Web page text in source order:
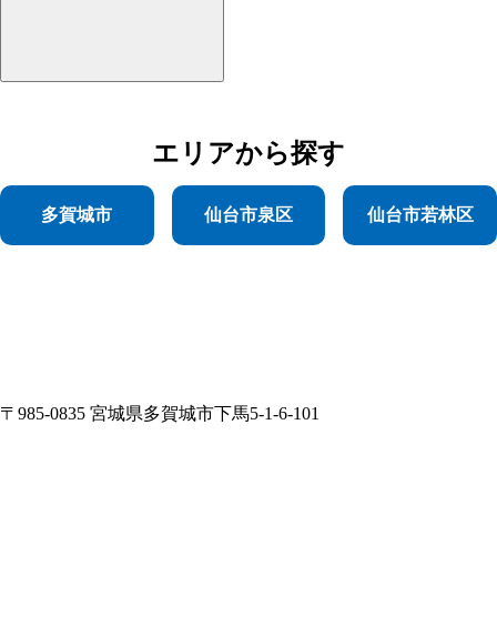
エリアから探す
多賀城市 仙台市泉区 仙台市若林区
〒985-0835 宮城県多賀城市下馬5-1-6-101